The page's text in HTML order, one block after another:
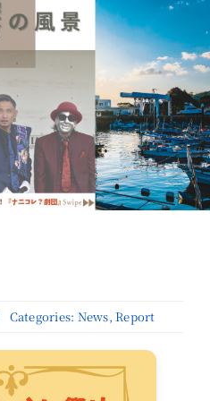
Categories: News,Report